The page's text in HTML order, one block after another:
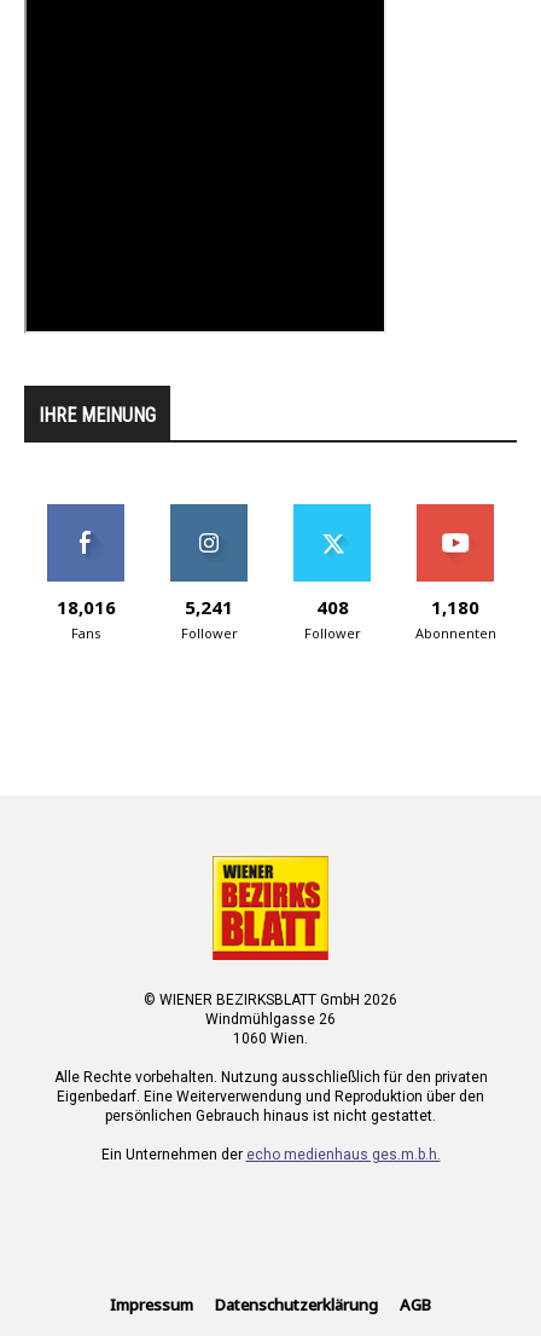
IHRE MEINUNG
18,016
Fans
5,241
Follower
408
Follower
1,180
Abonnenten
© WIENER BEZIRKSBLATT GmbH 2026
Windmühlgasse 26
1060 Wien.
Alle Rechte vorbehalten. Nutzung ausschließlich für den privaten
Eigenbedarf. Eine Weiterverwendung und Reproduktion über den
persönlichen Gebrauch hinaus ist nicht gestattet.
Ein Unternehmen der echo medienhaus ges.m.b.h.
Impressum Datenschutzerklärung AGB